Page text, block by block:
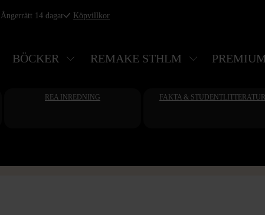
Ångerrätt 14 dagar Köpvillkor
BÖCKER REMAKE STHLM
REA INREDNING FAKTA & STUDENTLITTERATUR